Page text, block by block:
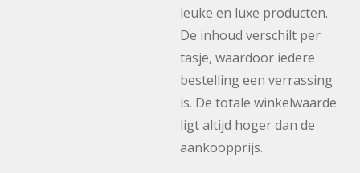
leuke en luxe producten.
De inhoud verschilt per
tasje, waardoor iedere
bestelling een verrassing
is. De totale winkelwaarde
ligt altijd hoger dan de
aankoopprijs.